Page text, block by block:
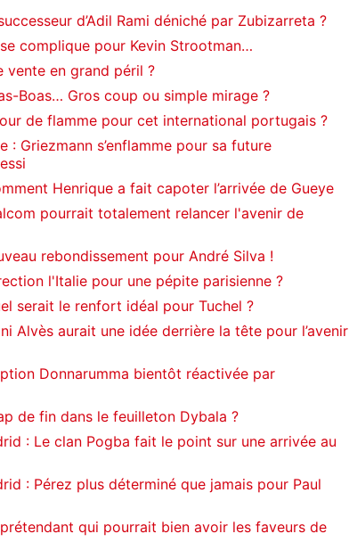
d’Adil Rami déniché par Zubizarreta ?
complique pour Kevin Strootman…
vente en grand péril ?
Boas… Gros coup ou simple mirage ?
de flamme pour cet international portugais ?
: Griezmann s’enflamme pour sa future
Henrique a fait capoter l’arrivée de Gueye
pourrait totalement relancer l'avenir de
rebondissement pour André Silva !
l'Italie pour une pépite parisienne ?
serait le renfort idéal pour Tuchel ?
Alvès aurait une idée derrière la tête pour l’avenir
Donnarumma bientôt réactivée par
de fin dans le feuilleton Dybala ?
: Le clan Pogba fait le point sur une arrivée au
: Pérez plus déterminé que jamais pour Paul
qui pourrait bien avoir les faveurs de